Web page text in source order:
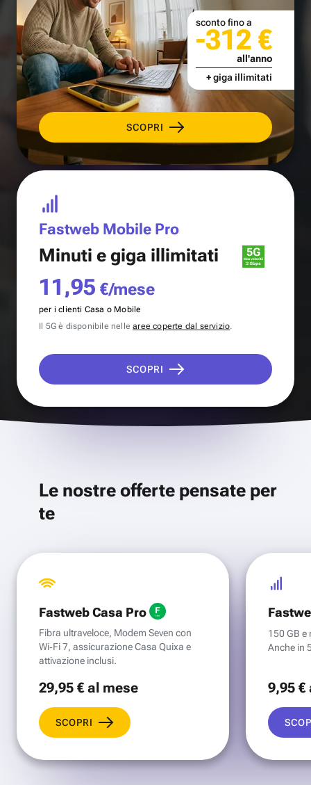
SCOPRI
sconto fino a
-312 €
all'anno
+ giga illimitati
Fastweb Mobile Pro
Minuti e giga illimitati
11,95 €/mese
per i clienti Casa o Mobile
Il 5G è disponibile nellearee coperte dal servizio.
SCOPRI
Le nostre offerte pensate per
te
Fastweb Casa Pro
Fibra ultraveloce, Modem Seven con
Wi‑Fi 7, assicurazione Casa Quixa e
attivazione inclusi.
29,95 €al mese
SCOPRI
150 GB e
Anche in
9,95 €